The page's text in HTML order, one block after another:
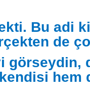
Bu adi
de
görseydin,
hem